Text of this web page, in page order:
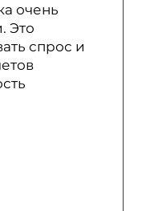
очень
Это
спрос и